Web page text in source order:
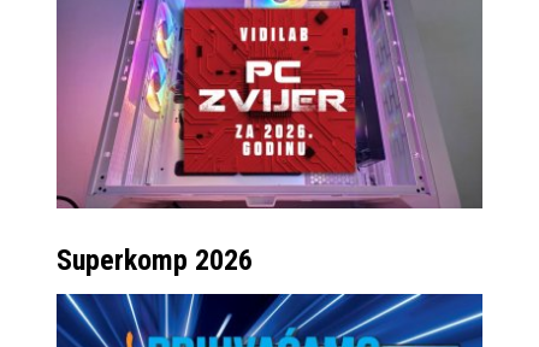
Superkomp 2026